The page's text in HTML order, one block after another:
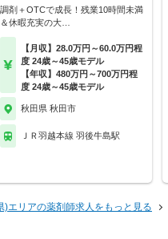
調剤＋OTCで成長！残業10時間未満
＆休暇充実の大…
【月収】28.0万円～60.0万円程
度 24歳～45歳モデル
【年収】480万円～700万円程
度 24歳～45歳モデル
秋田県 秋田市
ＪＲ羽越本線 羽後牛島駅
)エリアの薬剤師求人をもっと見る